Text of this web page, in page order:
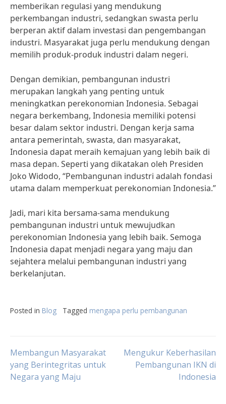
memberikan regulasi yang mendukung
perkembangan industri, sedangkan swasta perlu
berperan aktif dalam investasi dan pengembangan
industri. Masyarakat juga perlu mendukung dengan
memilih produk-produk industri dalam negeri.
Dengan demikian, pembangunan industri
merupakan langkah yang penting untuk
meningkatkan perekonomian Indonesia. Sebagai
negara berkembang, Indonesia memiliki potensi
besar dalam sektor industri. Dengan kerja sama
antara pemerintah, swasta, dan masyarakat,
Indonesia dapat meraih kemajuan yang lebih baik di
masa depan. Seperti yang dikatakan oleh Presiden
Joko Widodo, “Pembangunan industri adalah fondasi
utama dalam memperkuat perekonomian Indonesia.”
Jadi, mari kita bersama-sama mendukung
pembangunan industri untuk mewujudkan
perekonomian Indonesia yang lebih baik. Semoga
Indonesia dapat menjadi negara yang maju dan
sejahtera melalui pembangunan industri yang
berkelanjutan.
Posted in Blog Tagged mengapa perlu pembangunan
Post
navigation
Membangun Masyarakat
yang Berintegritas untuk
Negara yang Maju
Mengukur Keberhasilan
Pembangunan IKN di
Indonesia